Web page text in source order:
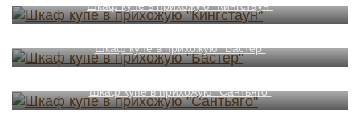
Шкаф купе в прихожую "Кингстаун"
Шкаф купе в прихожую "Бастер"
Шкаф купе в прихожую "Сантьяго"